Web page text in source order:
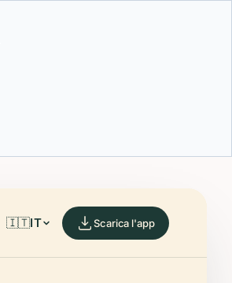
🇮🇹IT Scarica l'app